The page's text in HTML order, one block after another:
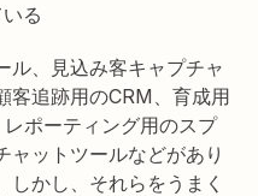
る
ル、見込み客キャプチャ
客追跡用のCRM、育成用
ポーティング用のスプ
ャットツールなどがあり
しかし、それらをうまく